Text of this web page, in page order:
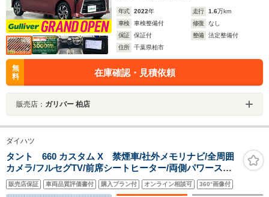
年式 2022年 走行 1.6万km
車検
車検整備付 修復
なし
保証
保証付 整備
法定整備付
住所
千葉県柏市
無
料
在庫確認・見積依頼
販売店： ガリバー 柏店
ダイハツ
タント 660 カスタム X 禁煙車/社外メモリナビ/全周囲
カメラ/フルセグTV/前席シートヒーター/両側パワースラ
イドドア/純正14インチAW/オートライト/LEDヘッドライ
ト/ハーフレザーシート/ベンチシート
販売店保証 車両品質評価書付 購入プラン付 オンライン相談可 360°画像付